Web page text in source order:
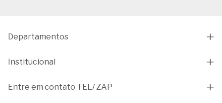
Departamentos
Institucional
Entre em contato TEL/ ZAP